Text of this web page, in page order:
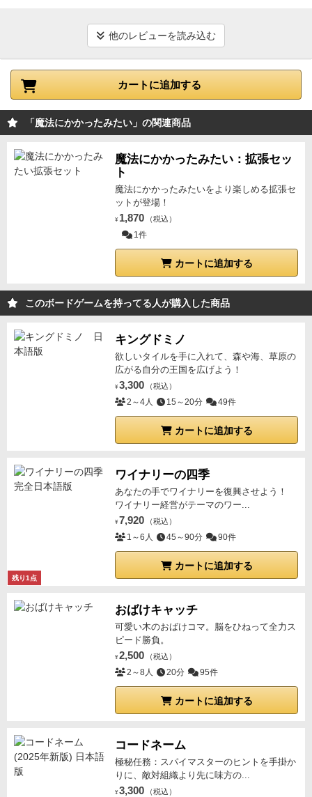
える。強気の場合は大きい効果をもらえるが、次の人
が同じカードを強気で出したら効果は何もなくなる。
全員が5枚だしたら1ラウンド終了。また12枚の中から
5枚を選択してラウンドを始める。 場に出ているVP
のがある。 このカラスをプレイヤー全員で4枚とっ
た時点でゲーム終了。VPの多い人が勝ち。いいジレン
するか！ 邪魔は他の人に委ねて自分のやりたいこと
を優先するのか？ ここら辺が良くできていてお気に
入りのゲーム。ただ、現在は新品の販売はない。
ローリスク＆ローリターンとなっております。
管理ゲームです。
【長所】
他に類を見ないシステ
ムでしょう。役割被りを回避しつつ、強気のアクショ
す。システムの唯一無二性は折り紙つきで、
度はプレイしておきたいタイトルだと僕は思います。
【短所】
要求プレイヤースキルが高いことでしょ
周囲の状況を的確に把握し、高いリスク管理能力
が求められます。気軽に楽しむこともできなくはない
シンプルなシステムとは裏腹に勝利の道筋は
なんてこともあり得ます。基本的に多人数で遊ぶこ
と前提のゲームシステムなので、3人で遊んでも真価
を発揮できません。
集まる人数次第では、遊べる機会
が乏しくなってしまうことですね。こればっかりは仕
方ありません。
要求プレイヤースキルが高い事をきちんと
頭に入れた上で楽しめば、非常に良いゲームだと思い
なかなか多人数で集まる機会が得られず、
イ回数は10回前後にとどまりますが、お気に入りのゲ
中でもバッティング（被り回避）と強気
と弱気の2択が悩ましいリスク管理ゲームという、唯
す。機会さえあれば月に1度はプレイしたいと思って
います。
【アレアの宝箱付属のアミュレット拡張につ
個人的には5人未満のゲームなら必須だと思
最終手番の人の圧倒的有利を崩して、最後ま
で2択を悩ましいものにする良拡張だと思います。
のゲームが好きなら「アレアの宝箱」の拡張はマスト
アイテムかもしれません。
他のレビューを読み込む
カートに追加する
「魔法にかかったみたい」の関連商品
魔法にかかったみたい：拡張セッ
ト
魔法にかかったみたいをより楽しめる拡張セ
ットが登場！
¥ 1,870 （税込）
1件
カートに追加する
このボードゲームを持ってる人が購入した商品
キングドミノ
欲しいタイルを手に入れて、森や海、草原の
広がる自分の王国を広げよう！
¥ 3,300 （税込）
2～4人 15～20分 49件
カートに追加する
残り1点
ワイナリーの四季
あなたの手でワイナリーを復興させよう！
ワイナリー経営がテーマのワー...
¥ 7,920 （税込）
1～6人 45～90分 90件
カートに追加する
おばけキャッチ
可愛い木のおばけコマ。脳をひねって全力ス
ピード勝負。
¥ 2,500 （税込）
2～8人 20分 95件
カートに追加する
コードネーム
極秘任務：スパイマスターのヒントを手掛か
りに、敵対組織より先に味方の...
¥ 3,300 （税込）